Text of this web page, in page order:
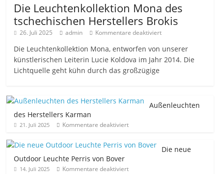
Die Leuchtenkollektion Mona des
tschechischen Herstellers Brokis
26. Juli 2025 admin Kommentare deaktiviert
Die Leuchtenkollektion Mona, entworfen von unserer
künstlerischen Leiterin Lucie Koldova im Jahr 2014. Die
Lichtquelle geht kühn durch das großzügige
Außenleuchten
des Herstellers Karman
21. Juli 2025 Kommentare deaktiviert
Die neue
Outdoor Leuchte Perris von Bover
14. Juli 2025 Kommentare deaktiviert